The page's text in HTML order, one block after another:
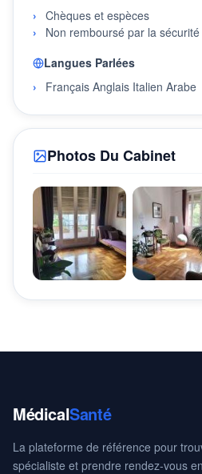
Chèques et espèces
Non remboursé par la
Langues Parlées
Français Anglais Italien Arabe
Photos Du Cabinet
MédicalSanté
La plateforme de référence pour
spécialiste et prendre rendez-vous